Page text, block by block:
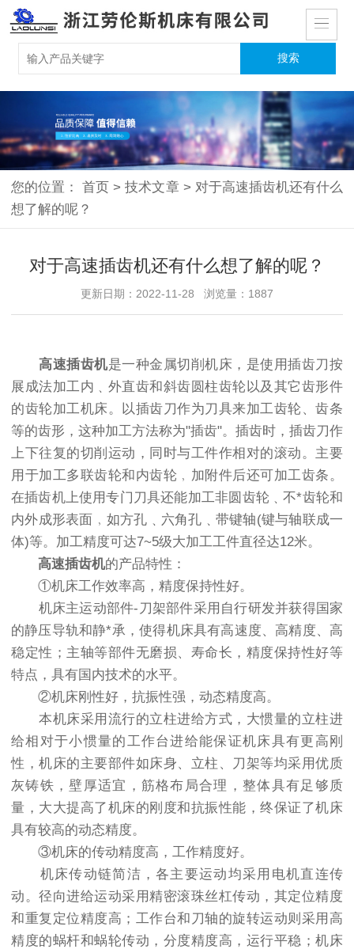
您的位置：首页 > 技术文章 > 对于高速插齿机还有什么
想了解的呢？
对于高速插齿机还有什么想了解的呢？
更新日期：2022-11-28 浏览量：1887
高速插齿机是一种金属切削机床，是使用插齿刀按
展成法加工内﹑外直齿和斜齿圆柱齿轮以及其它齿形件
的齿轮加工机床。以插齿刀作为刀具来加工齿轮、齿条
等的齿形，这种加工方法称为"插齿"。插齿时，插齿刀作
上下往复的切削运动，同时与工件作相对的滚动。主要
用于加工多联齿轮和内齿轮﹐加附件后还可加工齿条。
在插齿机上使用专门刀具还能加工非圆齿轮﹑不*齿轮和
内外成形表面﹐如方孔﹑六角孔﹑带键轴(键与轴联成一
体)等。加工精度可达7~5级大加工工件直径达12米。
高速插齿机的产品特性：
①机床工作效率高，精度保持性好。
机床主运动部件-刀架部件采用自行研发并获得国家
的静压导轨和静*承，使得机床具有高速度、高精度、高
稳定性；主轴等部件无磨损、寿命长，精度保持性好等
特点，具有国内技术的水平。
②机床刚性好，抗振性强，动态精度高。
本机床采用流行的立柱进给方式，大惯量的立柱进
给相对于小惯量的工作台进给能保证机床具有更高刚
性，机床的主要部件如床身、立柱、刀架等均采用优质
灰铸铁，壁厚适宜，筋格布局合理，整体具有足够质
量，大大提高了机床的刚度和抗振性能，终保证了机床
具有较高的动态精度。
③机床的传动精度高，工作精度好。
机床传动链简洁，各主要运动均采用电机直连传
动。径向进给运动采用精密滚珠丝杠传动，其定位精度
和重复定位精度高；工作台和刀轴的旋转运动则采用高
精度的蜗杆和蜗轮传动，分度精度高，运行平稳；机床